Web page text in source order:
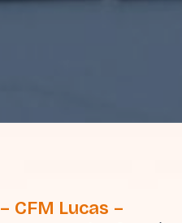
CFM Lucas